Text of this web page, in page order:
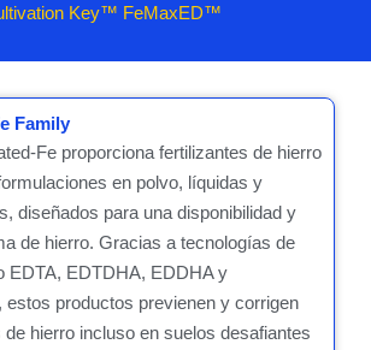
Key™ FeMaxED™
Family
Fe proporciona fertilizantes de hierro
en polvo, líquidas y
diseñados para una disponibilidad y
de hierro. Gracias a tecnologías de
EDTA, EDTDHA, EDDHA y
estos productos previenen y corrigen
hierro incluso en suelos desafiantes